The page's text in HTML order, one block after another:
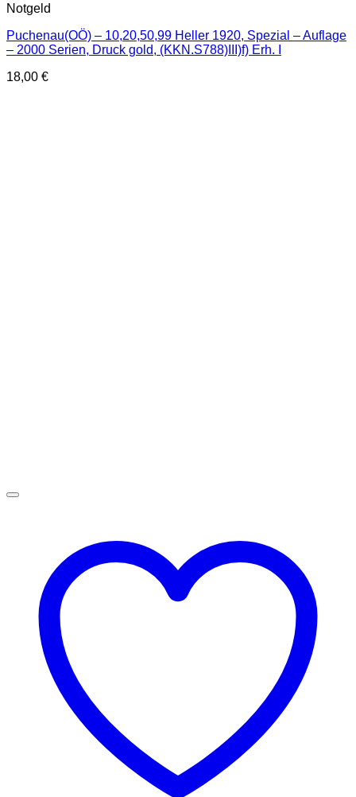
Notgeld
Puchenau(OÖ) – 10,20,50,99 Heller 1920, Spezial – Auflage
– 2000 Serien, Druck gold, (KKN.S788)III)f) Erh. I
18,00 €